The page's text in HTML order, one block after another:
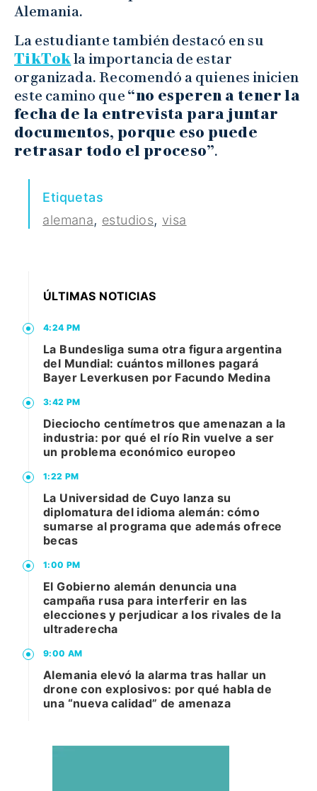
Alemania.
La estudiante también destacó en su
TikTokla importancia de estar
organizada. Recomendó a quienes inicien
este camino que “no esperen a tener la
fecha de la entrevista para juntar
documentos, porque eso puede
retrasar todo el proceso”.
Etiquetas
alemana, estudios, visa
ÚLTIMAS NOTICIAS
4:24 PM
La Bundesliga suma otra figura argentina
del Mundial: cuántos millones pagará
Bayer Leverkusen por Facundo Medina
3:42 PM
Dieciocho centímetros que amenazan a la
industria: por qué el río Rin vuelve a ser
un problema económico europeo
1:22 PM
La Universidad de Cuyo lanza su
diplomatura del idioma alemán: cómo
sumarse al programa que además ofrece
becas
1:00 PM
El Gobierno alemán denuncia una
campaña rusa para interferir en las
elecciones y perjudicar a los rivales de la
ultraderecha
9:00 AM
Alemania elevó la alarma tras hallar un
drone con explosivos: por qué habla de
una “nueva calidad” de amenaza